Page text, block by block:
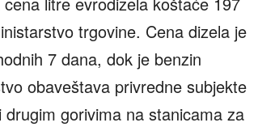
trgovine. Cena dizela je
7 dana, dok je benzin
obaveštava privredne subjekte
gorivima na stanicama za